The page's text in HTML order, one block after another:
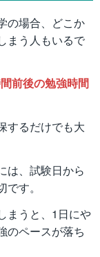
の場合、どこか
まう人もいるで
前後の勉強時間
するだけでも大
は、試験日から
す。
まうと、1日にや
のペースが落ち